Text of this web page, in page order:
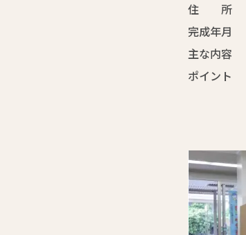
住 所
完成年月
主な内容
ポイント